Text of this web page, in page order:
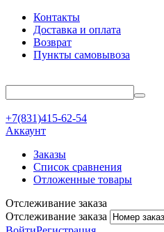
Контакты
Доставка и оплата
Возврат
Пункты самовывоза
+7(831)415-62-54
Аккаунт
Заказы
Список сравнения
Отложенные товары
Отслеживание заказа
Отслеживание заказа